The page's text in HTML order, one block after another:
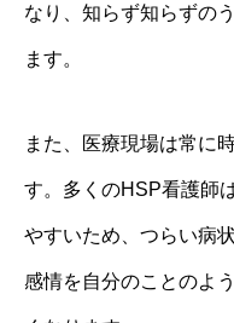
なり、知らず知らずの
ます。
また、医療現場は常に
す。多くのHSP看護師
やすいため、つらい病
感情を自分のことのよ